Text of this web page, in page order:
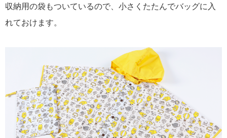
収納用の袋もついているので、小さくたたんでバッグに入
れておけます。